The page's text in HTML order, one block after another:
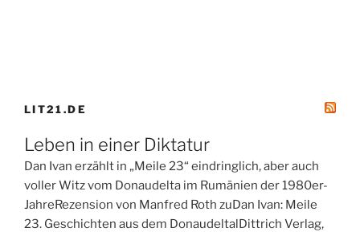
LIT21.DE
Leben in einer Diktatur
Dan Ivan erzählt in „Meile 23“ eindringlich, aber auch
voller Witz vom Donaudelta im Rumänien der 1980er-
JahreRezension von Manfred Roth zuDan Ivan: Meile
23. Geschichten aus dem DonaudeltalDittrich Verlag,